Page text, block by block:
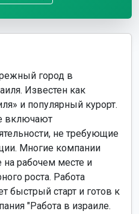
город в
Известен как
и популярный курорт.
включают
не требующие
Многие компании
на рабочем месте и
роста. Работа
быстрый старт и готов к
"Работа в израиле.